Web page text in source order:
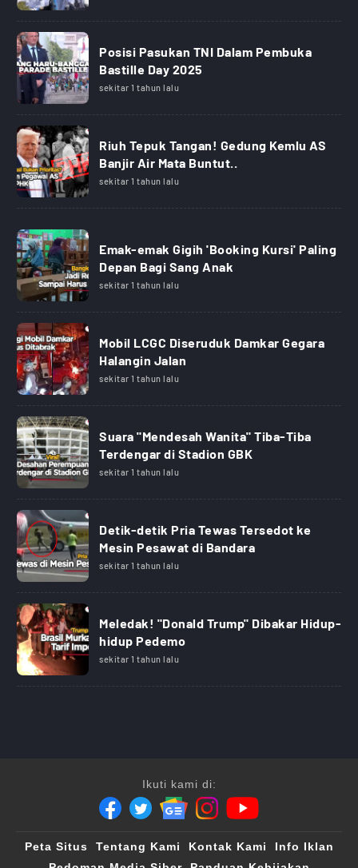
Posisi Pasukan TNI Dalam Pembuka
Bastille Day 2025
sekitar 1 tahun lalu
Riuh Tepuk Tangan! Gedung Kemlu AS
Banjir Air Mata Buntut..
sekitar 1 tahun lalu
Emak-emak Gigih 'Booking Kursi' Paling
Depan Bagi Sang Anak
sekitar 1 tahun lalu
Mobil LCGC Diseruduk Damkar Gegara
Halangin Jalan
sekitar 1 tahun lalu
Suara "Mendesah Wanita" Tiba-Tiba
Terdengar di Stadion GBK
sekitar 1 tahun lalu
Detik-detik Pria Tewas Tersedot ke
Mesin Pesawat di Bandara
sekitar 1 tahun lalu
Meledak! "Donald Trump" Dibakar Hidup-
hidup Pedemo
sekitar 1 tahun lalu
Ikuti kami di:
Peta Situs Tentang Kami Kontak Kami
Info Iklan